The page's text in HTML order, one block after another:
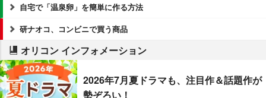
自宅で「温泉卵」を簡単に作る方法
研ナオコ、コンビニで買う商品
オリコン インフォメーション
2026年7月夏ドラマも、注目作＆話題作が
勢ぞろい！